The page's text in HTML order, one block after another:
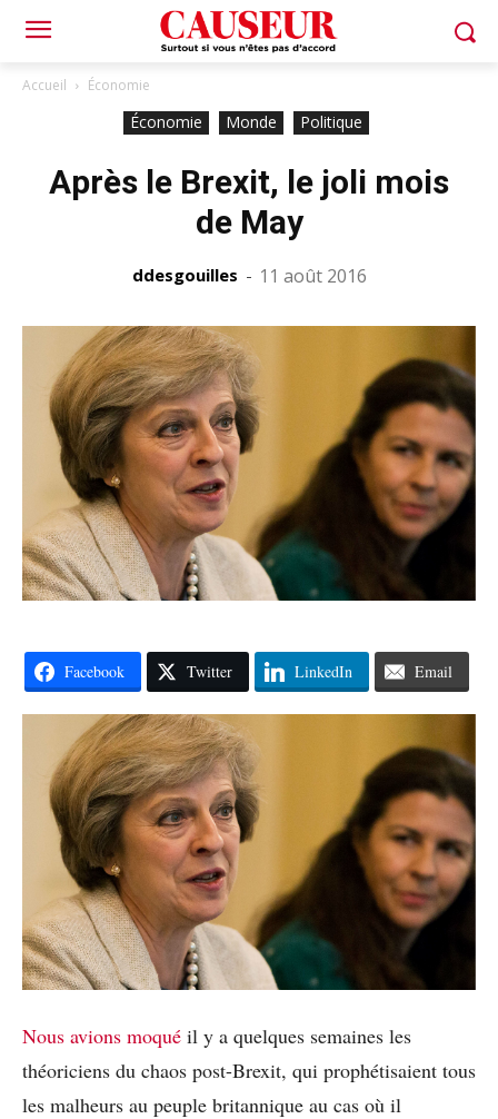
Accueil Économie
Économie Monde Politique
Après le Brexit, le joli mois
de May
ddesgouilles - 11 août 2016
Facebook Twitter LinkedIn Email
Nous avions moqué il y a quelques semaines les
théoriciens du chaos post-Brexit, qui prophétisaient tous
les malheurs au peuple britannique au cas où il